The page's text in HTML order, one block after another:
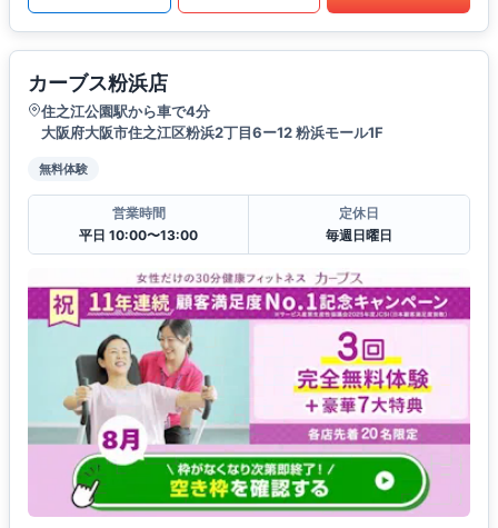
カーブス粉浜店
住之江公園駅から車で4分
大阪府大阪市住之江区粉浜2丁目6ー12 粉浜モール1F
無料体験
営業時間
平日 10:00〜13:00
定休日
毎週日曜日